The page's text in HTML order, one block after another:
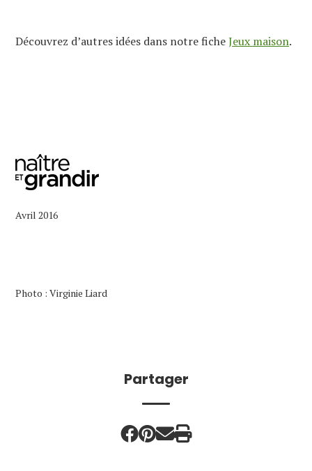
Découvrez d’autres idées dans notre ficheJeux maison.
Avril 2016
Photo : Virginie Liard
Partager